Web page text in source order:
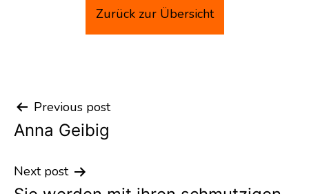
Zurück zur Übersicht
Post
navigation
Previous post
Anna Geibig
Next post